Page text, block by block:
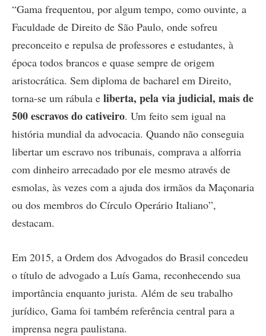
“Gama frequentou, por algum tempo, como ouvinte, a
Faculdade de Direito de São Paulo, onde sofreu
preconceito e repulsa de professores e estudantes, à
época todos brancos e quase sempre de origem
aristocrática. Sem diploma de bacharel em Direito,
torna-se um rábula e liberta, pela via judicial, mais de
500 escravos do cativeiro. Um feito sem igual na
história mundial da advocacia. Quando não conseguia
libertar um escravo nos tribunais, comprava a alforria
com dinheiro arrecadado por ele mesmo através de
esmolas, às vezes com a ajuda dos irmãos da Maçonaria
ou dos membros do Círculo Operário Italiano”,
destacam.
Em 2015, a Ordem dos Advogados do Brasil concedeu
o título de advogado a Luís Gama, reconhecendo sua
importância enquanto jurista. Além de seu trabalho
jurídico, Gama foi também referência central para a
imprensa negra paulistana.